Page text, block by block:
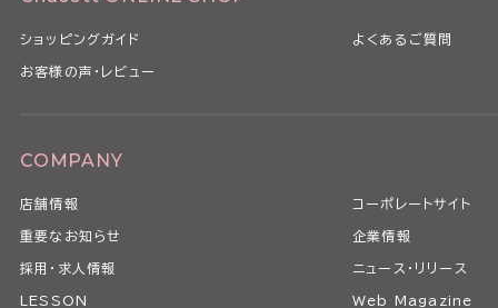
ショッピングガイド よくあるご質問
お客様の声・レビュー
COMPANY
店舗情報 コーポレートサイト
重要なお知らせ 企業情報
採用・求人情報 ニュース・リリース
LESSON Web Magazine